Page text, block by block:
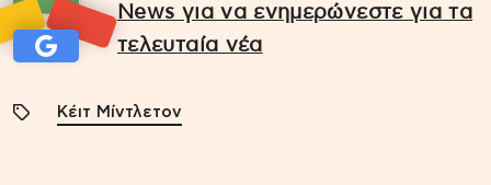
News για να ενημερώνεστε για τα
τελευταία νέα
Κέιτ Μίντλετον